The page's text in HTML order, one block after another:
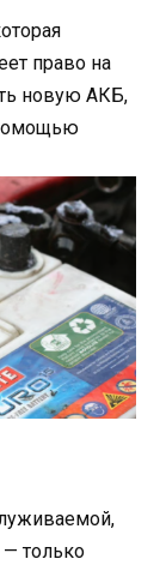
право на
новую АКБ,
— только